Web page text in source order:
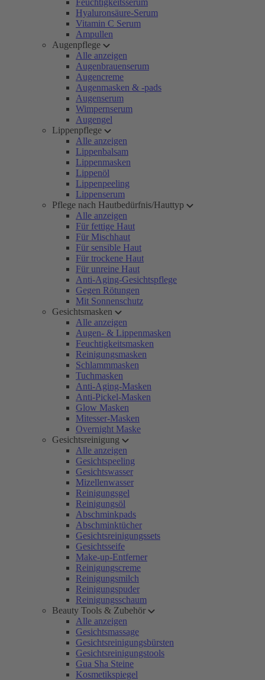
Feuchtigkeitsserum
Hyaluronsäure-Serum
Vitamin C Serum
Ampullen
Augenpflege
Alle anzeigen
Augenbrauenserum
Augencreme
Augenmasken & -pads
Augenserum
Wimpernserum
Augengel
Lippenpflege
Alle anzeigen
Lippenbalsam
Lippenmasken
Lippenöl
Lippenpeeling
Lippenserum
Pflege nach Hautbedürfnis/Hauttyp
Alle anzeigen
Für fettige Haut
Für Mischhaut
Für sensible Haut
Für trockene Haut
Für unreine Haut
Anti-Aging-Gesichtspflege
Gegen Rötungen
Mit Sonnenschutz
Gesichtsmasken
Alle anzeigen
Augen- & Lippenmasken
Feuchtigkeitsmasken
Reinigungsmasken
Schlammmasken
Tuchmasken
Anti-Aging-Masken
Anti-Pickel-Masken
Glow Masken
Mitesser-Masken
Overnight Maske
Gesichtsreinigung
Alle anzeigen
Gesichtspeeling
Gesichtswasser
Mizellenwasser
Reinigungsgel
Reinigungsöl
Abschminkpads
Abschminktücher
Gesichtsreinigungssets
Gesichtsseife
Make-up-Entferner
Reinigungscreme
Reinigungsmilch
Reinigungspuder
Reinigungsschaum
Beauty Tools & Zubehör
Alle anzeigen
Gesichtsmassage
Gesichtsreinigungsbürsten
Gesichtsreinigungstools
Gua Sha Steine
Kosmetikspiegel